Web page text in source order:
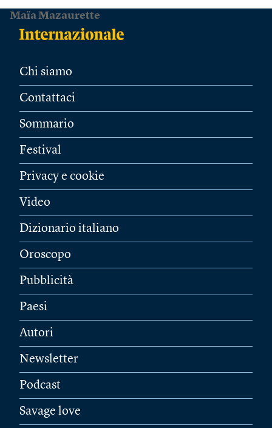
Maïa Mazaurette
Chi siamo
Contattaci
Sommario
Festival
Privacy e cookie
Video
Dizionario italiano
Oroscopo
Pubblicità
Paesi
Autori
Newsletter
Podcast
Savage love